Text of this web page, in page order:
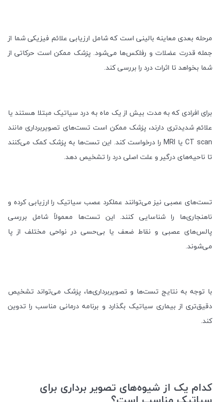
مرحله بعدی معاینه بالینی است که شامل ارزیابی علائم فیزیکی شما از
جمله قدرت عضلات و رفلکس‌ها می‌شود. پزشک ممکن است حرکاتی از
شما بخواهد تا اثرات درد را بررسی کند.
برای افرادی که به مدت بیش از یک ماه به درد سیاتیک مبتلا هستند یا
علائم شدیدتری دارند، پزشک ممکن است تست‌های تصویربرداری مانند
MRI یا CT scan
را درخواست کند. این تست‌ها به پزشک کمک می‌کنند
تا ناحیه‌های درگیر و علت اصلی درد را تشخیص دهد.
تست‌های عصبی نیز می‌توانند عملکرد عصب سیاتیک را ارزیابی کرده و
ناهنجاری‌ها را شناسایی کنند. این تست‌ها معمولاً شامل بررسی
پالس‌های عصبی و نقاط ضعف یا بی‌حسی در نواحی مختلف از پا
می‌شوند.
با توجه به نتایج تست‌ها و تصویربرداری‌ها، پزشک می‌تواند تشخیص
دقیق‌تری از بیماری سیاتیک بگذارد و برنامه درمانی مناسب را تدوین
کند.
کدام یک از شیوه‌های تصویر برداری برای